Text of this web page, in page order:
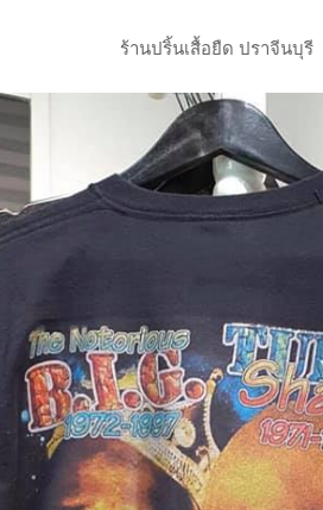
ร้านปริ้นเสื้อยืด ปราจีนบุรี